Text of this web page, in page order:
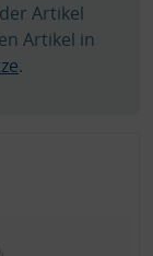
Artikel
Artikel in
.